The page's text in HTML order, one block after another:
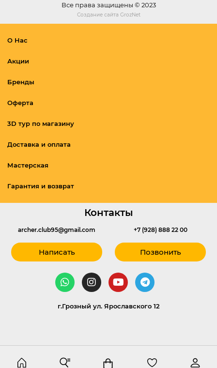
Все права защищены © 2023
Создание сайта GrozNet
О Нас
Акции
Бренды
Оферта
3D тур по магазину
Доставка и оплата
Мастерская
Гарантия и возврат
Контакты
archer.club95@gmail.com
Написать
+7 (928) 888 22 00
Позвонить
г.Грозный ул. Ярославского 12